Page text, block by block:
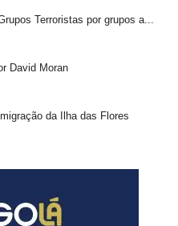
Terroristas por grupos a...
David Moran
da Ilha das Flores